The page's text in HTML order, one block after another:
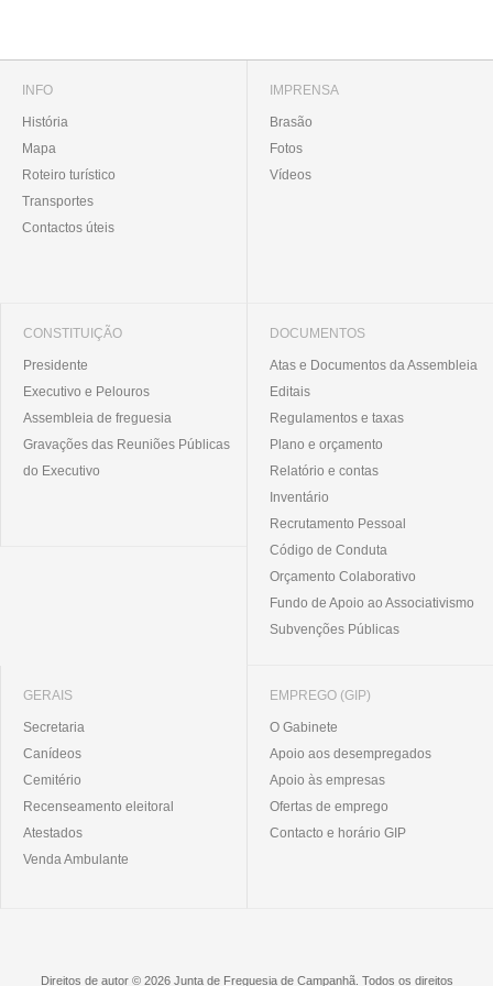
INFO
História
Mapa
Roteiro turístico
Transportes
Contactos úteis
IMPRENSA
Brasão
Fotos
Vídeos
CONSTITUIÇÃO
Presidente
Executivo e Pelouros
Assembleia de freguesia
Gravações das Reuniões Públicas
do Executivo
DOCUMENTOS
Atas e Documentos da Assembleia
Editais
Regulamentos e taxas
Plano e orçamento
Relatório e contas
Inventário
Recrutamento Pessoal
Código de Conduta
Orçamento Colaborativo
Fundo de Apoio ao Associativismo
Subvenções Públicas
GERAIS
Secretaria
Canídeos
Cemitério
Recenseamento eleitoral
Atestados
Venda Ambulante
EMPREGO (GIP)
O Gabinete
Apoio aos desempregados
Apoio às empresas
Ofertas de emprego
Contacto e horário GIP
Direitos de autor © 2026 Junta de Freguesia de Campanhã. Todos os direitos